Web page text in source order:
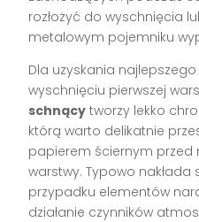
rozłożyć do wyschnięcia
metalowym pojemniku
Dla uzyskania
wyschnięciu pierwszej
schnący tworzy lekko
którą warto delikatnie
papierem ściernym przed
warstwy. Typowo nakłada
przypadku elementów
działanie czynników